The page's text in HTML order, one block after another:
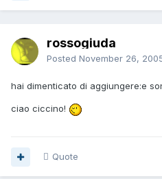
rossogiuda
Posted November 26,
hai dimenticato di aggiungere:e
ciao ciccino!
Quote